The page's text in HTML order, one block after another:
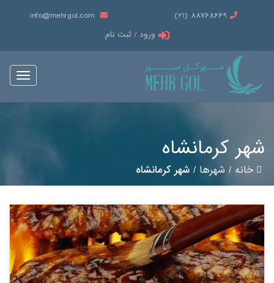
88768669 (21)
info@mehrgol.com
ورود / ثبت نام
شهر کرمانشاه
خانه / شهرها / شهر کرمانشاه